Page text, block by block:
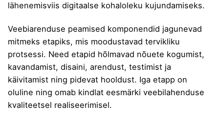
lähenemisviis digitaalse kohaloleku kujundamiseks.
Veebiarenduse peamised komponendid jagunevad
mitmeks etapiks, mis moodustavad tervikliku
protsessi. Need etapid hõlmavad nõuete kogumist,
kavandamist, disaini, arendust, testimist ja
käivitamist ning pidevat hooldust. Iga etapp on
oluline ning omab kindlat eesmärki veebilahenduse
kvaliteetsel realiseerimisel.